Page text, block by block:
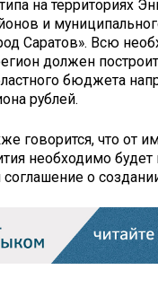
на территориях
и
Саратов». Всю
должен
бюджета
рублей.
говорится, что от
необходимо будет
о